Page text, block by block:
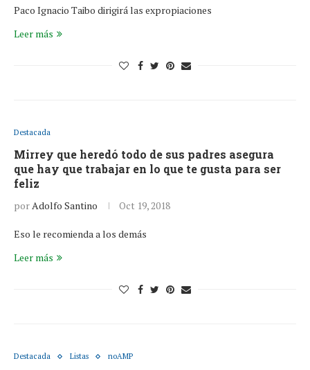
Paco Ignacio Taibo dirigirá las expropiaciones
Leer más
Destacada
Mirrey que heredó todo de sus padres asegura
que hay que trabajar en lo que te gusta para ser
feliz
porAdolfo Santino Oct 19, 2018
Eso le recomienda a los demás
Leer más
Destacada Listas noAMP